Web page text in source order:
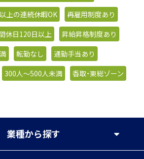
上の連続休暇OK
再雇用制度あり
休日120日以上
昇給昇格制度あり
転勤なし
通勤手当あり
300人〜500人未満 香取・東総ゾーン
業種から探す